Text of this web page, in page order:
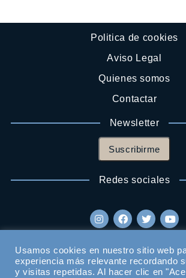
Politica de cookies
Aviso Legal
Quienes somos
Contactar
Newsletter
Suscribirme
Redes sociales
Usamos cookies en nuestro sitio web
experiencia más relevante recordando
y visitas repetidas. Al hacer clic en